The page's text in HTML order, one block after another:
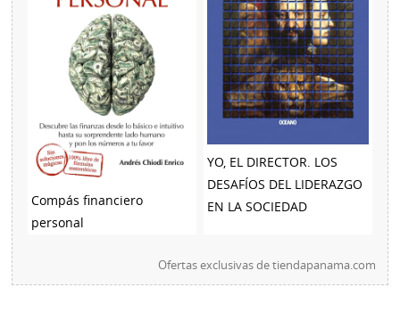
Compás financiero
personal
YO, EL DIRECTOR. LOS
DESAFÍOS DEL LIDERAZGO
EN LA SOCIEDAD
Ofertas exclusivas detiendapanama.com